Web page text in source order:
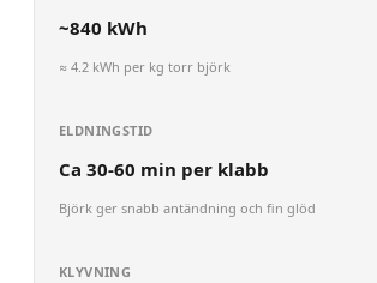
~840 kWh
≈ 4.2 kWh per kg torr björk
ELDNINGSTID
Ca 30-60 min per klabb
Björk ger snabb antändning och fin glöd
KLYVNING